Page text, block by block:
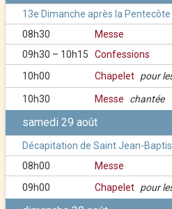
13e Dimanche après la Pentecôte
08h30
Messe
09h30 – 10h15
Confessions
10h00
Chapelet pour
10h30 Messe chantée
samedi 29 août
Décapitation de Saint Jean-
08h00
Messe
09h00
Chapelet pour